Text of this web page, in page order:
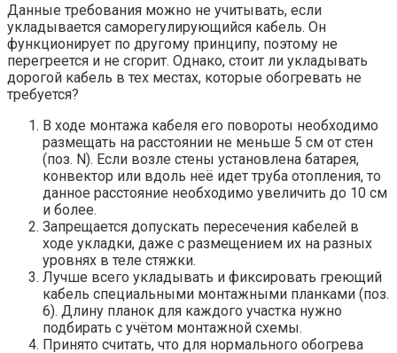
Данные требования можно не учитывать, если
укладывается саморегулирующийся кабель. Он
функционирует по другому принципу, поэтому не
перегреется и не сгорит. Однако, стоит ли укладывать
дорогой кабель в тех местах, которые обогревать не
требуется?
В ходе монтажа кабеля его повороты необходимо
размещать на расстоянии не меньше 5 см от стен
(поз. N). Если возле стены установлена батарея,
конвектор или вдоль неё идет труба отопления, то
данное расстояние необходимо увеличить до 10 см
и более.
Запрещается допускать пересечения кабелей в
ходе укладки, даже с размещением их на разных
уровнях в теле стяжки.
Лучше всего укладывать и фиксировать греющий
кабель специальными монтажными планками (поз.
6). Длину планок для каждого участка нужно
подбирать с учётом монтажной схемы.
Принято считать, что для нормального обогрева